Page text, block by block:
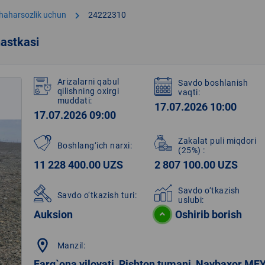
uchun chevron_right 24222310
Arizalarni qabul
qilishning oxirgi
muddati:
17.07.2026 09:00
Savdo boshlanish
vaqti:
17.07.2026 10:00
Boshlang‘ich narxi:
11 228 400.00 UZS
Zakalat puli miqdori
(25%) :
2 807 100.00 UZS
Savdo o‘tkazish turi:
Auksion
Savdo o‘tkazish
uslubi:
Oshirib borish
location_on Manzil: